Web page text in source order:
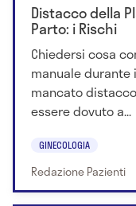
Distacco della
Parto: i Rischi
Chiedersi cosa
manuale durante
mancato
essere dovuto a...
GINECOLOGIA
Redazione Pazienti